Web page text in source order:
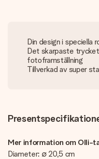
Din design i speciella
Det skarpaste
fotoframställning
Tillverkad av super
Mer information om Olli-
Diameter: ∅ 20,5 cm